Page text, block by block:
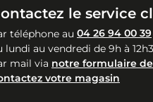
le service
téléphone au 04 26 94 00 39
lundi au vendredi de 9h à
mail via notre formulaire
votre magasin